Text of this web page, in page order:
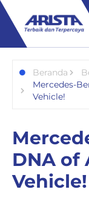
Beranda
Mercedes-
Vehicle!
DNA of
Vehicle!